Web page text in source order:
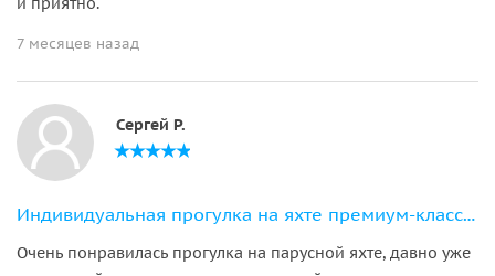
7 месяцев назад
Сергей Р.
Индивидуальная прогулка на яхте премиум-класса «ALISIA» (порт Адлера)
Очень понравилась прогулка на парусной яхте, давно уже